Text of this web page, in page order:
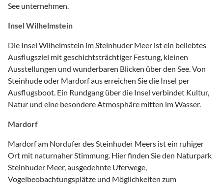
See unternehmen.
Insel Wilhelmstein
Die Insel Wilhelmstein im Steinhuder Meer ist ein beliebtes
Ausflugsziel mit geschichtsträchtiger Festung, kleinen
Ausstellungen und wunderbaren Blicken über den See. Von
Steinhude oder Mardorf aus erreichen Sie die Insel per
Ausflugsboot. Ein Rundgang über die Insel verbindet Kultur,
Natur und eine besondere Atmosphäre mitten im Wasser.
Mardorf
Mardorf am Nordufer des Steinhuder Meers ist ein ruhiger
Ort mit naturnaher Stimmung. Hier finden Sie den Naturpark
Steinhuder Meer, ausgedehnte Uferwege,
Vogelbeobachtungsplätze und Möglichkeiten zum